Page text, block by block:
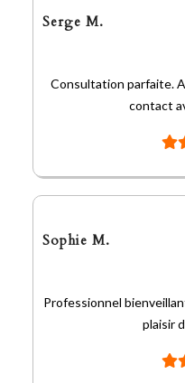
Serge M.
Consultation parfaite.
contact
Sophie M.
Professionnel
plaisir